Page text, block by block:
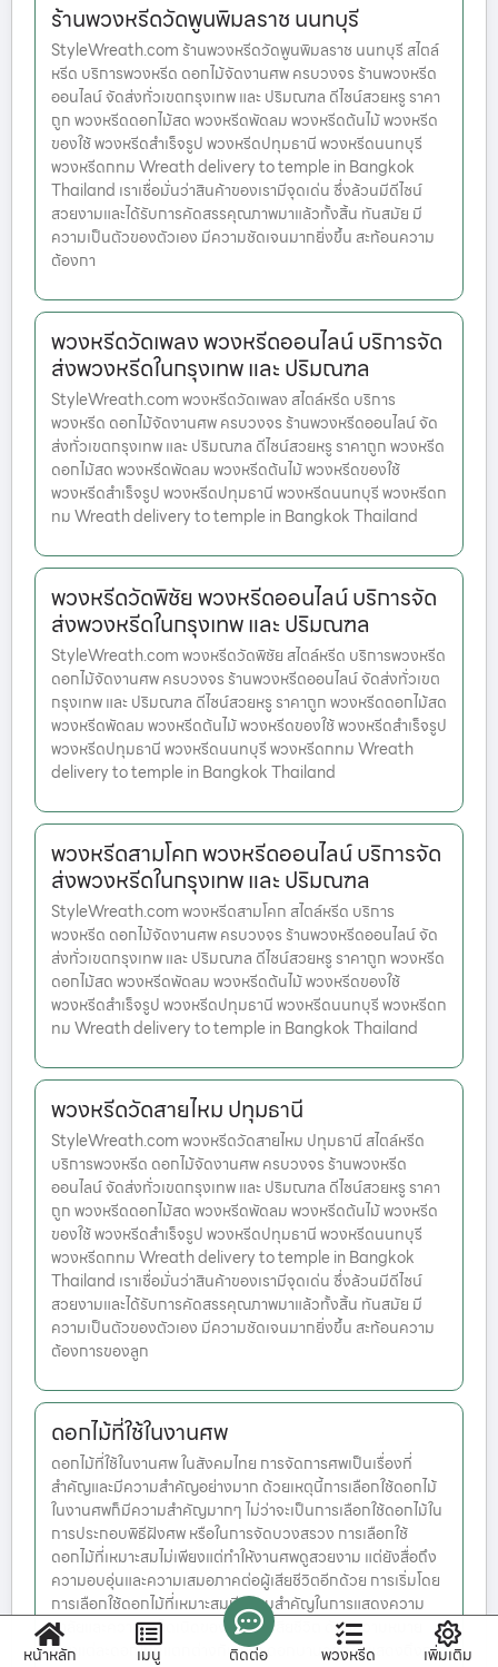
ร้านพวงหรีดวัดพูนพิมลราช นนทบุรี
StyleWreath.com ร้านพวงหรีดวัดพูนพิมลราช นนทบุรี สไตล์
หรีด บริการพวงหรีด ดอกไม้จัดงานศพ ครบวงจร ร้านพวงหรีด
ออนไลน์ จัดส่งทั่วเขตกรุงเทพ และ ปริมณฑล ดีไซน์สวยหรู ราคา
ถูก พวงหรีดดอกไม้สด พวงหรีดพัดลม พวงหรีดต้นไม้ พวงหรีด
ของใช้ พวงหรีดสำเร็จรูป พวงหรีดปทุมธานี พวงหรีดนนทบุรี
พวงหรีดกทม Wreath delivery to temple in Bangkok
Thailand เราเชื่อมั่นว่าสินค้าของเรามีจุดเด่น ซึ่งล้วนมีดีไซน์
สวยงามและได้รับการคัดสรรคุณภาพมาแล้วทั้งสิ้น ทันสมัย มี
ความเป็นตัวของตัวเอง มีความชัดเจนมากยิ่งขึ้น สะท้อนความ
ต้องกา
พวงหรีดวัดเพลง พวงหรีดออนไลน์ บริการจัด
ส่งพวงหรีดในกรุงเทพ และ ปริมณฑล
StyleWreath.com พวงหรีดวัดเพลง สไตล์หรีด บริการ
พวงหรีด ดอกไม้จัดงานศพ ครบวงจร ร้านพวงหรีดออนไลน์ จัด
ส่งทั่วเขตกรุงเทพ และ ปริมณฑล ดีไซน์สวยหรู ราคาถูก พวงหรีด
ดอกไม้สด พวงหรีดพัดลม พวงหรีดต้นไม้ พวงหรีดของใช้
พวงหรีดสำเร็จรูป พวงหรีดปทุมธานี พวงหรีดนนทบุรี พวงหรีดก
ทม Wreath delivery to temple in Bangkok Thailand
พวงหรีดวัดพิชัย พวงหรีดออนไลน์ บริการจัด
ส่งพวงหรีดในกรุงเทพ และ ปริมณฑล
StyleWreath.com พวงหรีดวัดพิชัย สไตล์หรีด บริการพวงหรีด
ดอกไม้จัดงานศพ ครบวงจร ร้านพวงหรีดออนไลน์ จัดส่งทั่วเขต
กรุงเทพ และ ปริมณฑล ดีไซน์สวยหรู ราคาถูก พวงหรีดดอกไม้สด
พวงหรีดพัดลม พวงหรีดต้นไม้ พวงหรีดของใช้ พวงหรีดสำเร็จรูป
พวงหรีดปทุมธานี พวงหรีดนนทบุรี พวงหรีดกทม Wreath
delivery to temple in Bangkok Thailand
พวงหรีดสามโคก พวงหรีดออนไลน์ บริการจัด
ส่งพวงหรีดในกรุงเทพ และ ปริมณฑล
StyleWreath.com พวงหรีดสามโคก สไตล์หรีด บริการ
พวงหรีด ดอกไม้จัดงานศพ ครบวงจร ร้านพวงหรีดออนไลน์ จัด
ส่งทั่วเขตกรุงเทพ และ ปริมณฑล ดีไซน์สวยหรู ราคาถูก พวงหรีด
ดอกไม้สด พวงหรีดพัดลม พวงหรีดต้นไม้ พวงหรีดของใช้
พวงหรีดสำเร็จรูป พวงหรีดปทุมธานี พวงหรีดนนทบุรี พวงหรีดก
ทม Wreath delivery to temple in Bangkok Thailand
พวงหรีดวัดสายไหม ปทุมธานี
StyleWreath.com พวงหรีดวัดสายไหม ปทุมธานี สไตล์หรีด
บริการพวงหรีด ดอกไม้จัดงานศพ ครบวงจร ร้านพวงหรีด
ออนไลน์ จัดส่งทั่วเขตกรุงเทพ และ ปริมณฑล ดีไซน์สวยหรู ราคา
ถูก พวงหรีดดอกไม้สด พวงหรีดพัดลม พวงหรีดต้นไม้ พวงหรีด
ของใช้ พวงหรีดสำเร็จรูป พวงหรีดปทุมธานี พวงหรีดนนทบุรี
พวงหรีดกทม Wreath delivery to temple in Bangkok
Thailand เราเชื่อมั่นว่าสินค้าของเรามีจุดเด่น ซึ่งล้วนมีดีไซน์
สวยงามและได้รับการคัดสรรคุณภาพมาแล้วทั้งสิ้น ทันสมัย มี
ความเป็นตัวของตัวเอง มีความชัดเจนมากยิ่งขึ้น สะท้อนความ
ต้องการของลูก
ดอกไม้ที่ใช้ในงานศพ
ดอกไม้ที่ใช้ในงานศพ ในสังคมไทย การจัดการศพเป็นเรื่องที่
สำคัญและมีความสำคัญอย่างมาก ด้วยเหตุนี้การเลือกใช้ดอกไม้
ในงานศพก็มีความสำคัญมากๆ ไม่ว่าจะเป็นการเลือกใช้ดอกไม้ใน
การประกอบพิธีฝังศพ หรือในการจัดบวงสรวง การเลือกใช้
ดอกไม้ที่เหมาะสมไม่เพียงแต่ทำให้งานศพดูสวยงาม แต่ยังสื่อถึง
ความอบอุ่นและความเสมอภาคต่อผู้เสียชีวิตอีกด้วย การเริ่มโดย
การเลือกใช้ดอกไม้ที่เหมาะสมมีความสำคัญในการแสดงความ
อาลัยและความเกล็ดเนิดของคนที่ได้เสียชีวิต ด้วยความหมาย
ของแต่ละดอกไม้ที่แตกต่างกัน เช่น ดอกบานจอกซึ่งแสดงถึงการ
หน้าหลัก เมนู ติดต่อ พวงหรีด เพิ่มเติม